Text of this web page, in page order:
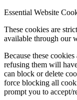
Essential Website
These cookies are
available through our
Because these
refusing them will
can block or delete
force blocking all
prompt you to accept/